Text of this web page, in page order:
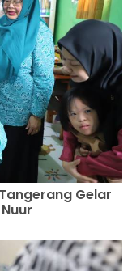
Gelar